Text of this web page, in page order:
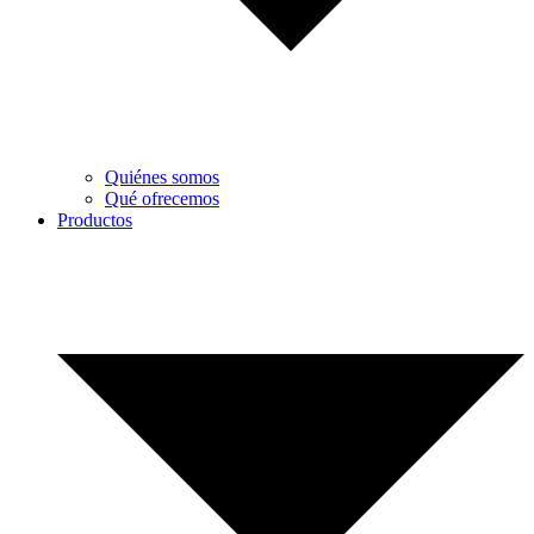
Quiénes somos
Qué ofrecemos
Productos